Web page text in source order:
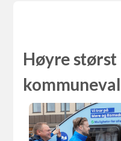
Høyre størst